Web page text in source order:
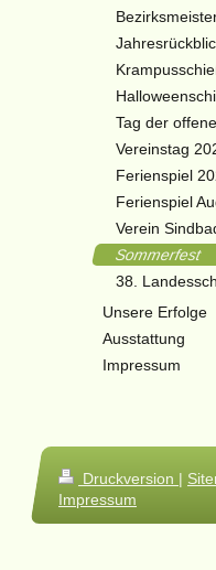
Tag der
Vereinstag
Ferienspiel
Ferienspiel
Verein
Sommerfest
38.
Unsere Erfolge
Ausstattung
Impressum
Druckversion |
Impressum